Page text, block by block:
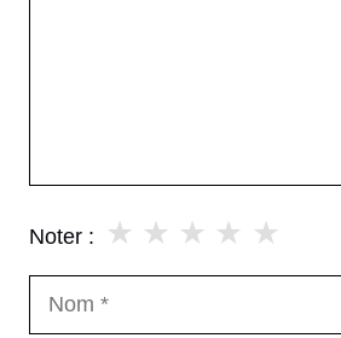
Noter : ★
★
★
★
★